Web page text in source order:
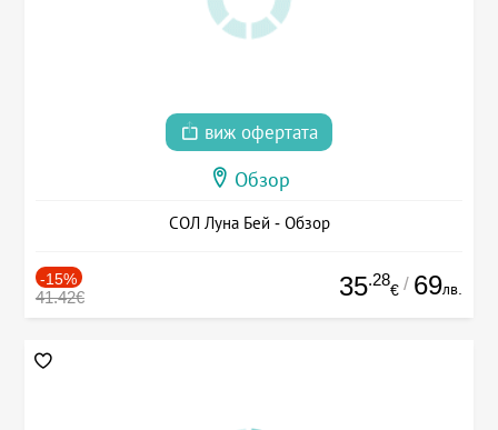
виж офертата
Обзор
СОЛ Луна Бей - Обзор
-15%
41.42€ 35.28
€ / 69лв.